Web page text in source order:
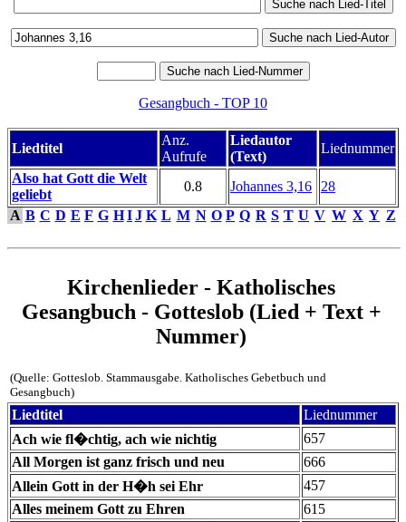
Gesangbuch - TOP 10
Liedtitel
Anz.
Aufrufe
Liedautor
(Text)
Liednummer
Also hat Gott die Welt
geliebt
0.8 Johannes 3,16 28
A B C D E F G H IJ K L M N O P Q R S T U V W X Y Z
Kirchenlieder - Katholisches
Gesangbuch - Gotteslob (Lied + Text +
Nummer)
(Quelle: Gotteslob. Stammausgabe. Katholisches Gebetbuch und
Gesangbuch)
Liedtitel
Liednummer
Ach wie fl�chtig, ach wie nichtig
657
All Morgen ist ganz frisch und neu
666
Allein Gott in der H�h sei Ehr
457
Alles meinem Gott zu Ehren
615